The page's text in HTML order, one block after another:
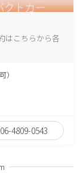
はこちらから各
06-4809-0543